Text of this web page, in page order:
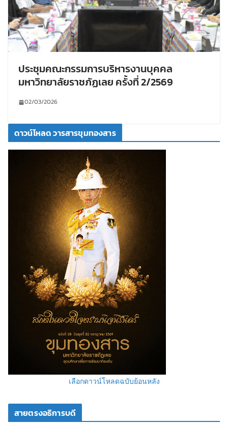
ประชุมคณะกรรมการบริหารงานบุคคล
มหาวิทยาลัยราชภัฏเลย ครั้งที่ 2/2569
02/03/2026
ดาวน์โหลด วารสารขุมทองสาร
เลือกดาวน์โหลดฉบับย้อนหลัง
สายตรงอธิการบดี